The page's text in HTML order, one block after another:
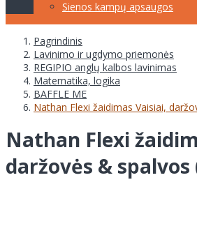
Sienos kampų apsaugos
Pagrindinis
Lavinimo ir ugdymo priemonės
REGIPIO anglų kalbos lavinimas
Matematika, logika
BAFFLE ME
Nathan Flexi žaidimas Vaisiai,
Nathan Flexi
daržovės & spalvos